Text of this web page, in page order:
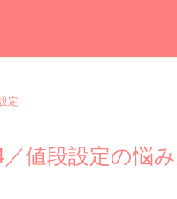
定
／値段設定の悩